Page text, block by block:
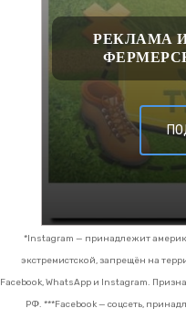
РЕКЛАМА
*Instagram — принадлежит
экстремистской, запрещён на
Facebook, WhatsApp и Instagram.
РФ. ***Facebook — соцсеть,